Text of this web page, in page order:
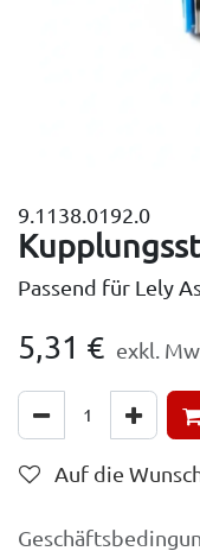
9.1138.0192.0
Passend für Lely
5,31 € exkl.
Auf die